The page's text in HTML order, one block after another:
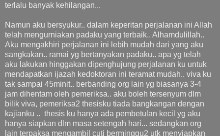
terlalu banyak kehilangan...
Namun aku bersyukur.. dalam keperitan perjalanan ini Allah
telah mengurniakan padaku yang terbaik.. Alhamdulillah..
Aku mengakhiri perjalanan ini lebih mudah dari yang aku
sangkakan.. ramai yg bertanyakan padaku.. apa yg telah
aku lakukan hinggakan dipenghujung perjalanan ku untuk
mendapatkan ijazah kedoktoran ini teramat mudah.. viva ku
tak sampai 45minit.. berbanding org lain yg biasanya 3-4
jam dihentam oleh pemeriksa.. aku boleh tersenyum dlm
bilik viva, pemeriksa2 thesisku tiada bangkangan dengan
kajianku .. thesis ku hanya ada pembetulan kecil yg aku
hanya siapkan dlm masa setengah hari... sedangkan org
lain terpaksa mengambil cuti berminggu2 utk menyiapkan